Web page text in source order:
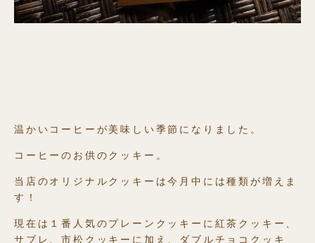
温かいコーヒーが美味しい季節になりました。
コーヒーのお供のクッキー。
当店のオリジナルクッキーは今月中には種類が増えま
す！
現在は１番人気のプレーンクッキーに紅茶クッキー、
サブレ、市松クッキーに加え、ダブルチョコクッキ